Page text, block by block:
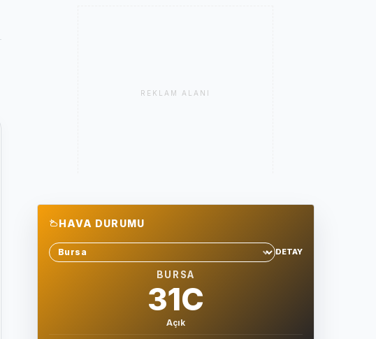
REKLAM ALANI
HAVA DURUMU
Sehir sec
DETAY
BURSA
31C
Açık